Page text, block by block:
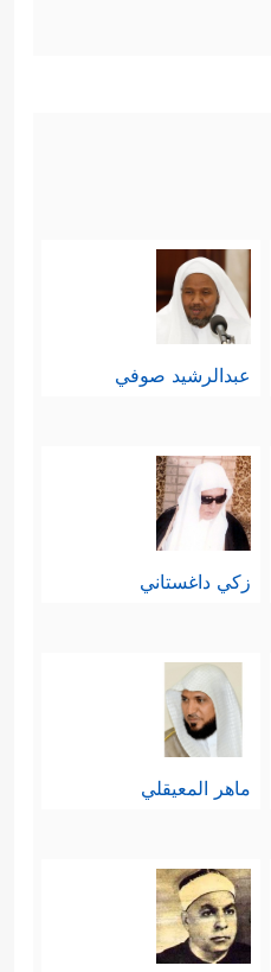
عبدالرشيد صوفي
زكي داغستاني
ماهر المعيقلي